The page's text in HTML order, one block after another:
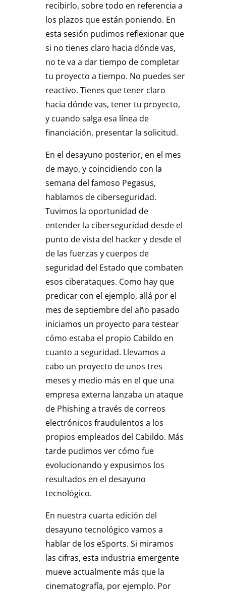
recibirlo, sobre todo en referencia a
los plazos que están poniendo. En
esta sesión pudimos reflexionar que
si no tienes claro hacia dónde vas,
no te va a dar tiempo de completar
tu proyecto a tiempo. No puedes ser
reactivo. Tienes que tener claro
hacia dónde vas, tener tu proyecto,
y cuando salga esa línea de
financiación, presentar la solicitud.
En el desayuno posterior, en el mes
de mayo, y coincidiendo con la
semana del famoso Pegasus,
hablamos de ciberseguridad.
Tuvimos la oportunidad de
entender la ciberseguridad desde el
punto de vista del hacker y desde el
de las fuerzas y cuerpos de
seguridad del Estado que combaten
esos ciberataques. Como hay que
predicar con el ejemplo, allá por el
mes de septiembre del año pasado
iniciamos un proyecto para testear
cómo estaba el propio Cabildo en
cuanto a seguridad. Llevamos a
cabo un proyecto de unos tres
meses y medio más en el que una
empresa externa lanzaba un ataque
de Phishing a través de correos
electrónicos fraudulentos a los
propios empleados del Cabildo. Más
tarde pudimos ver cómo fue
evolucionando y expusimos los
resultados en el desayuno
tecnológico.
En nuestra cuarta edición del
desayuno tecnológico vamos a
hablar de los eSports. Si miramos
las cifras, esta industria emergente
mueve actualmente más que la
cinematografía, por ejemplo. Por